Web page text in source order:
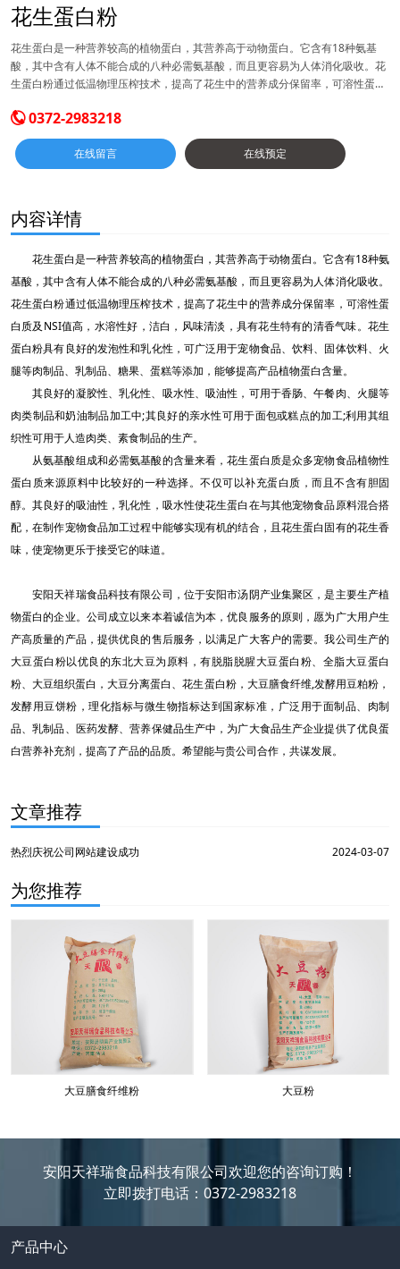
花生蛋白粉
花生蛋白是一种营养较高的植物蛋白，其营养高于动物蛋白。它含有18种氨基
酸，其中含有人体不能合成的八种必需氨基酸，而且更容易为人体消化吸收。花
生蛋白粉通过低温物理压榨技术，提高了花生中的营养成分保留率，可溶性蛋白
白粉具有良好的发泡性和乳化性，可广泛用于宠物食品、饮料、固体饮料、火腿
等肉制品、乳制品、糖果、蛋糕等添加，能够提高产品植物蛋白含量。其良好的
凝胶性、乳化性、吸水性、吸油性，可用于香肠、午餐肉、火腿等肉类制品和奶
油制品加工中;其良好的亲水性可用于面包或糕点的加工;利用其组织性可用于人
是众多宠物食品植物性蛋白质来源原料中比较好的一种选择。不仅可以补充蛋白
质，而且不含有胆固醇。其良好的吸油性，乳化性，吸水性使花生蛋白在与其他
生蛋白固有的花生香味，使宠物更乐于接受它的味道。安阳天祥瑞食品科技有限
公司，位于安阳市汤阴产业集聚区，是主要生产植物蛋白的企业。公司成立以来
本着诚信为本，优良服务的原则，愿为广大用户生产高质量的产品，提供优良的
为原料，有脱脂脱腥大豆蛋白粉、全脂大豆蛋白粉、大豆组织蛋白，大豆分离蛋
白、花生蛋白粉，大豆膳食纤维,发酵用豆粕粉，发酵用豆饼粉，理化指标与微生
物指标达到国家标准，广泛用于面制品、肉制品、乳制品、医药发酵、营养保健
品生产中，为广大食品生产企业提供了优良蛋白营养补充剂，提高了产品的品
0372-2983218
在线留言 在线预定
内容详情
花生蛋白是一种营养较高的植物蛋白，其营养高于动物蛋白。它含有18种氨
基酸，其中含有人体不能合成的八种必需氨基酸，而且更容易为人体消化吸收。
花生蛋白粉通过低温物理压榨技术，提高了花生中的营养成分保留率，可溶性蛋
白质及NSI值高，水溶性好，洁白，风味清淡，具有花生特有的清香气味。花生
蛋白粉具有良好的发泡性和乳化性，可广泛用于宠物食品、饮料、固体饮料、火
腿等肉制品、乳制品、糖果、蛋糕等添加，能够提高产品植物蛋白含量。
其良好的凝胶性、乳化性、吸水性、吸油性，可用于香肠、午餐肉、火腿等
肉类制品和奶油制品加工中;其良好的亲水性可用于面包或糕点的加工;利用其组
织性可用于人造肉类、素食制品的生产。
从氨基酸组成和必需氨基酸的含量来看，花生蛋白质是众多宠物食品植物性
蛋白质来源原料中比较好的一种选择。不仅可以补充蛋白质，而且不含有胆固
醇。其良好的吸油性，乳化性，吸水性使花生蛋白在与其他宠物食品原料混合搭
配，在制作宠物食品加工过程中能够实现有机的结合，且花生蛋白固有的花生香
味，使宠物更乐于接受它的味道。
安阳天祥瑞食品科技有限公司，位于安阳市汤阴产业集聚区，是主要生产植
物蛋白的企业。公司成立以来本着诚信为本，优良服务的原则，愿为广大用户生
产高质量的产品，提供优良的售后服务，以满足广大客户的需要。我公司生产的
大豆蛋白粉以优良的东北大豆为原料，有脱脂脱腥大豆蛋白粉、全脂大豆蛋白
粉、大豆组织蛋白，大豆分离蛋白、花生蛋白粉，大豆膳食纤维,发酵用豆粕粉，
发酵用豆饼粉，理化指标与微生物指标达到国家标准，广泛用于面制品、肉制
品、乳制品、医药发酵、营养保健品生产中，为广大食品生产企业提供了优良蛋
白营养补充剂，提高了产品的品质。希望能与贵公司合作，共谋发展。
文章推荐
热烈庆祝公司网站建设成功 2024-03-07
为您推荐
大豆膳食纤维粉 大豆粉
安阳天祥瑞食品科技有限公司欢迎您的咨询订购！
立即拨打电话：0372-2983218
产品中心